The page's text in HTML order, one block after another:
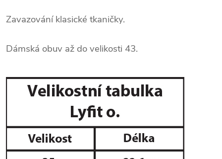
Zavazování klasické tkaničky.
Dámská obuv až do velikosti 43.